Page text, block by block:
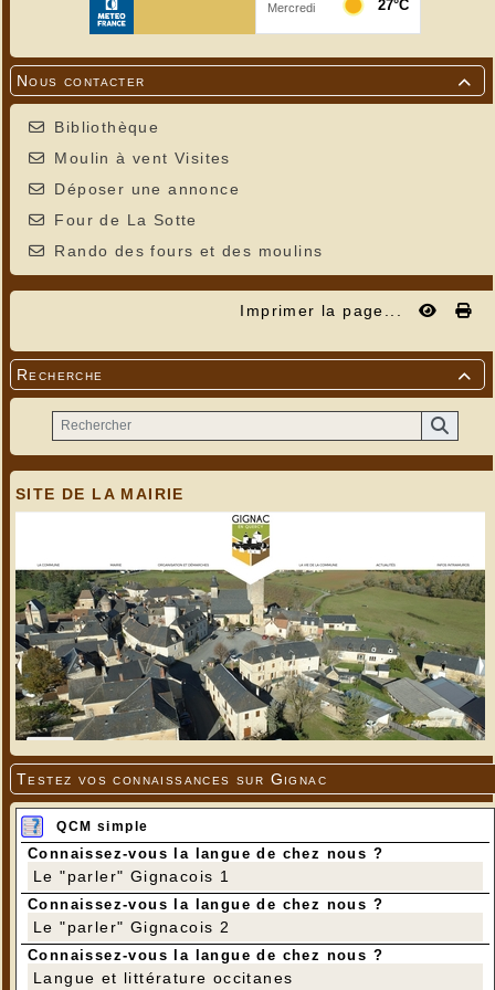

Nous contacter
Bibliothèque
Moulin à vent Visites
Déposer une annonce
Four de La Sotte
Rando des fours et des moulins
Imprimer la page...

Recherche
SITE DE LA MAIRIE
Testez vos connaissances sur Gignac
QCM simple
Connaissez-vous la langue de chez nous ?
Le "parler" Gignacois 1
Connaissez-vous la langue de chez nous ?
Le "parler" Gignacois 2
Connaissez-vous la langue de chez nous ?
Langue et littérature occitanes